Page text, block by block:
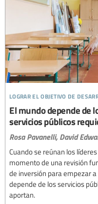
lograr el objetivo de
El mundo depende de
servicios públicos
Rosa Pavanelli, David
Cuando se reúnan los
momento de una revisión
de inversión para empezar
depende de los servicios
aportan.